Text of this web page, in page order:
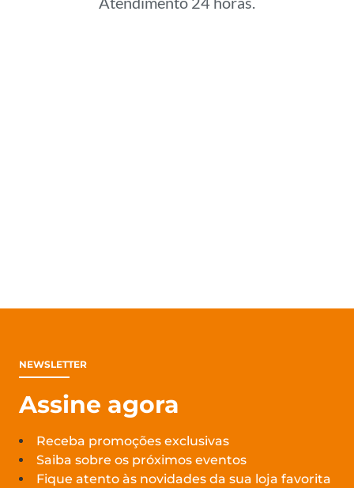
NEWSLETTER
Assine agora
Receba promoções exclusivas
Saiba sobre os próximos eventos
Fique atento às novidades da sua loja favorita